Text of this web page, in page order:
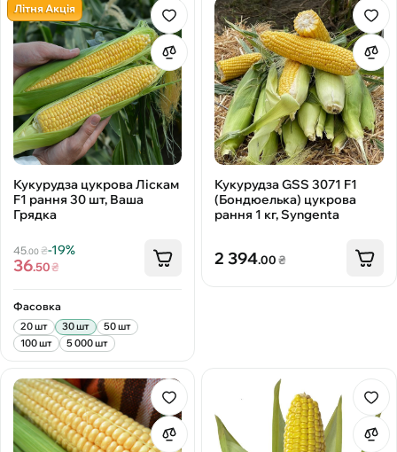
Літня Акція
Кукурудза цукрова Ліскам
F1 рання 30 шт, Ваша
Грядка
45.00₴-19%
36.50₴
Фасовка
20 шт 30 шт
50 шт
100 шт
5 000 шт
Кукурудза GSS 3071 F1
(Бондюелька) цукрова
рання 1 кг, Syngenta
2 394.00₴